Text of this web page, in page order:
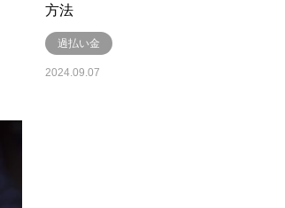
方法
過払い金
2024.09.07